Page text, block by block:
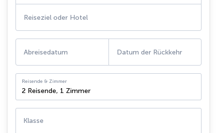
Reiseziel oder Hotel
Abreisedatum Datum der Rückkehr
Reisende & Zimmer
2 Reisende, 1 Zimmer
Klasse